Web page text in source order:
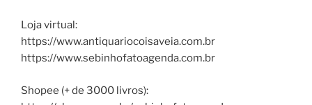
Loja virtual:
https://www.antiquariocoisaveia.com.br
https://www.sebinhofatoagenda.com.br
Shopee (+ de 3000 livros):